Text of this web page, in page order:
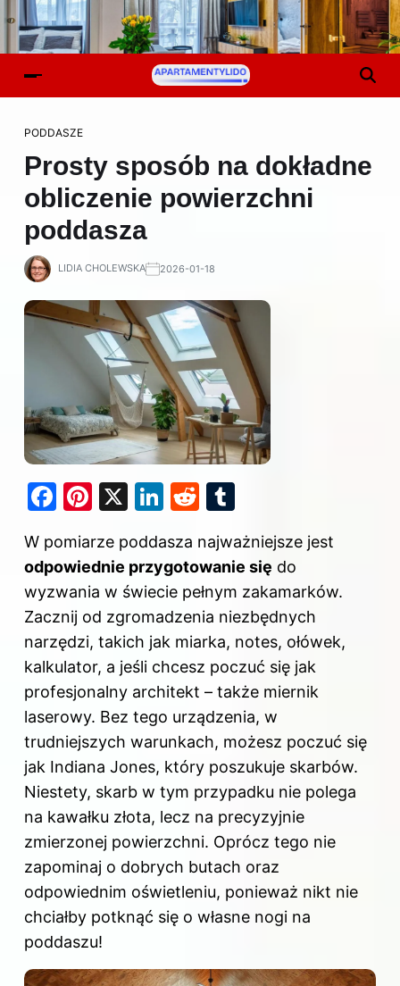
PODDASZE
Prosty sposób na dokładne
obliczenie powierzchni
poddasza
LIDIA CHOLEWSKA 2026-01-18
F
c
e
b
o
o
k
Pi
er
e
st
X
Li
k
e
dI
n
R
d
di
t
m
bl
r
W pomiarze poddasza najważniejsze jest
odpowiednie przygotowanie się do
wyzwania w świecie pełnym zakamarków.
Zacznij od zgromadzenia niezbędnych
narzędzi, takich jak miarka, notes, ołówek,
kalkulator, a jeśli chcesz poczuć się jak
profesjonalny architekt – także miernik
laserowy. Bez tego urządzenia, w
trudniejszych warunkach, możesz poczuć się
jak Indiana Jones, który poszukuje skarbów.
Niestety, skarb w tym przypadku nie polega
na kawałku złota, lecz na precyzyjnie
zmierzonej powierzchni. Oprócz tego nie
zapominaj o dobrych butach oraz
odpowiednim oświetleniu, ponieważ nikt nie
chciałby potknąć się o własne nogi na
poddaszu!